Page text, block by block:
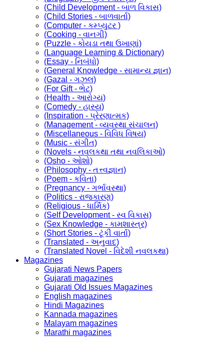
(Child Development - બાળ વિકાસ)
(Child Stories - બાળવાર્તા)
(Computer - કમ્પ્યુટર )
(Cooking - વાનગી)
(Puzzle - કોયડા તથા ઉખાણાં)
(Language Learning & Dictionary)
(Essay - નિબંધો)
(General Knowledge - સામાન્ય જ્ઞાન)
(Gazal - ગઝલ)
(For Gift - ભેટ)
(Health - આરોગ્ય)
(Comedy - હાસ્ય)
(Inspiration - પ્રેરણાત્મક)
(Management - વ્યવસ્થા સંચાલન)
(Miscellaneous - વિવિધ વિષય)
(Music - સંગીત)
(Novels - નવલકથા તથા નવલિકાઓ)
(Osho - ઓશો)
(Philosophy - તત્ત્વજ્ઞાન)
(Poem - કવિતા)
(Pregnancy - ગર્ભાવસ્થા)
(Politics - રાજકારણ)
(Religious - ધાર્મિક)
(Self Development - સ્વ વિકાસ)
(Sex Knowledge - કામશાસ્ત્ર)
(Short Stories - ટૂંકી વાર્તા)
(Translated - અનુવાદ)
(Translated Novel - વિદેશી નવલકથા)
Magazines
Gujarati News Papers
Gujarati magazines
Gujarati Old Issues Magazines
English magazines
Hindi Magazines
Kannada magazines
Malayam magazines
Marathi magazines